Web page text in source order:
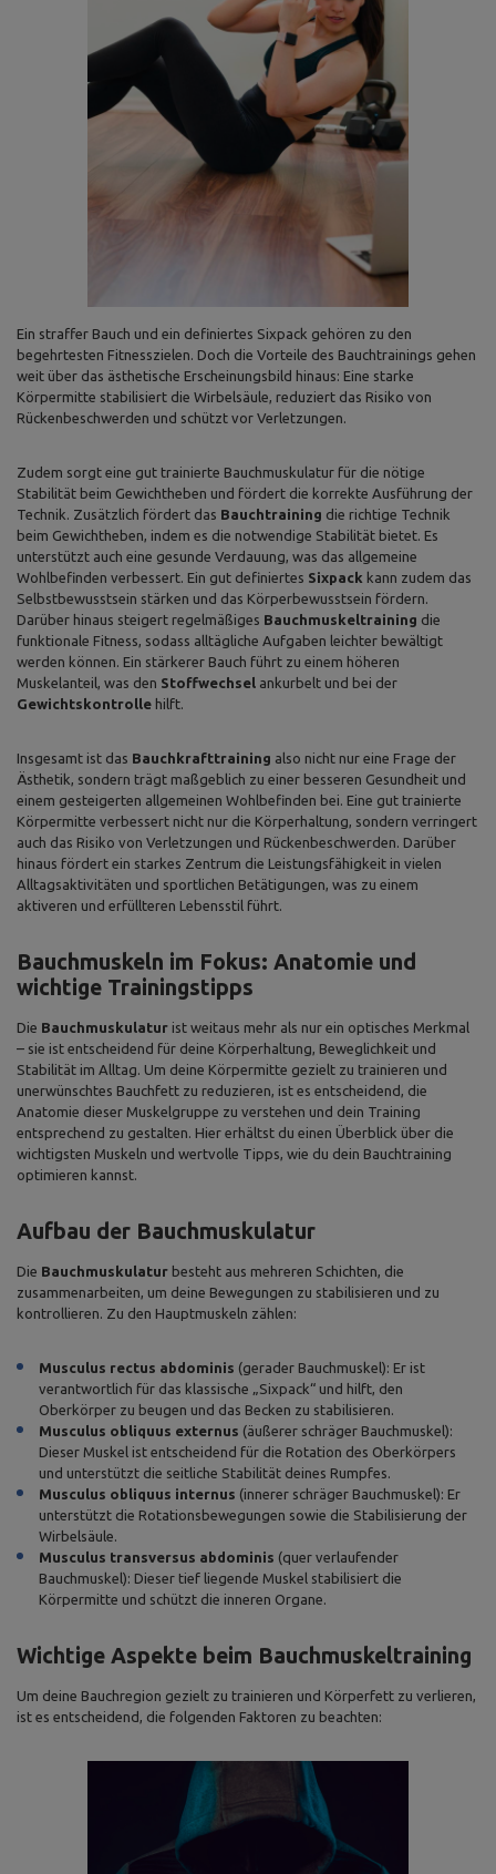
Ein straffer Bauch und ein definiertes Sixpack gehören zu den
begehrtesten Fitnesszielen. Doch die Vorteile des Bauchtrainings gehen
weit über das ästhetische Erscheinungsbild hinaus: Eine starke
Körpermitte stabilisiert die Wirbelsäule, reduziert das Risiko von
Rückenbeschwerden und schützt vor Verletzungen.
Zudem sorgt eine gut trainierte Bauchmuskulatur für die nötige
Stabilität beim Gewichtheben und fördert die korrekte Ausführung der
Technik. Zusätzlich fördert das Bauchtraining die richtige Technik
beim Gewichtheben, indem es die notwendige Stabilität bietet. Es
unterstützt auch eine gesunde Verdauung, was das allgemeine
Wohlbefinden verbessert. Ein gut definiertes Sixpack kann zudem das
Selbstbewusstsein stärken und das Körperbewusstsein fördern.
Darüber hinaus steigert regelmäßiges Bauchmuskeltraining die
funktionale Fitness, sodass alltägliche Aufgaben leichter bewältigt
werden können. Ein stärkerer Bauch führt zu einem höheren
Muskelanteil, was den Stoffwechsel ankurbelt und bei der
Gewichtskontrolle hilft.
Insgesamt ist das Bauchkrafttraining also nicht nur eine Frage der
Ästhetik, sondern trägt maßgeblich zu einer besseren Gesundheit und
einem gesteigerten allgemeinen Wohlbefinden bei. Eine gut trainierte
Körpermitte verbessert nicht nur die Körperhaltung, sondern verringert
auch das Risiko von Verletzungen und Rückenbeschwerden. Darüber
hinaus fördert ein starkes Zentrum die Leistungsfähigkeit in vielen
Alltagsaktivitäten und sportlichen Betätigungen, was zu einem
aktiveren und erfüllteren Lebensstil führt.
Bauchmuskeln im Fokus: Anatomie und
wichtige Trainingstipps
Die Bauchmuskulatur ist weitaus mehr als nur ein optisches Merkmal
– sie ist entscheidend für deine Körperhaltung, Beweglichkeit und
Stabilität im Alltag. Um deine Körpermitte gezielt zu trainieren und
unerwünschtes Bauchfett zu reduzieren, ist es entscheidend, die
Anatomie dieser Muskelgruppe zu verstehen und dein Training
entsprechend zu gestalten. Hier erhältst du einen Überblick über die
wichtigsten Muskeln und wertvolle Tipps, wie du dein Bauchtraining
optimieren kannst.
Aufbau der Bauchmuskulatur
Die Bauchmuskulatur besteht aus mehreren Schichten, die
zusammenarbeiten, um deine Bewegungen zu stabilisieren und zu
kontrollieren. Zu den Hauptmuskeln zählen:
Musculus rectus abdominis (gerader Bauchmuskel): Er ist
verantwortlich für das klassische „Sixpack“ und hilft, den
Oberkörper zu beugen und das Becken zu stabilisieren.
Musculus obliquus externus (äußerer schräger Bauchmuskel):
Dieser Muskel ist entscheidend für die Rotation des Oberkörpers
und unterstützt die seitliche Stabilität deines Rumpfes.
Musculus obliquus internus (innerer schräger Bauchmuskel): Er
unterstützt die Rotationsbewegungen sowie die Stabilisierung der
Wirbelsäule.
Musculus transversus abdominis (quer verlaufender
Bauchmuskel): Dieser tief liegende Muskel stabilisiert die
Körpermitte und schützt die inneren Organe.
Wichtige Aspekte beim Bauchmuskeltraining
Um deine Bauchregion gezielt zu trainieren und Körperfett zu verlieren,
ist es entscheidend, die folgenden Faktoren zu beachten: